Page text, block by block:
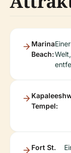
Marina
Beach:
Tempel:
Fort St.